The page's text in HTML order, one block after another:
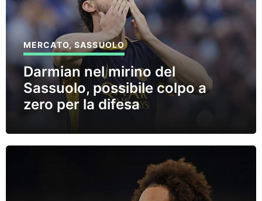
MERCATO,SASSUOLO
Darmian nel mirino del
Sassuolo, possibile colpo a
zero per la difesa